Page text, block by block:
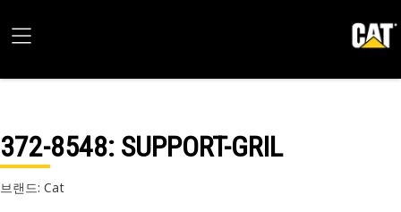
372-8548: SUPPORT-GRIL
브랜드: Cat